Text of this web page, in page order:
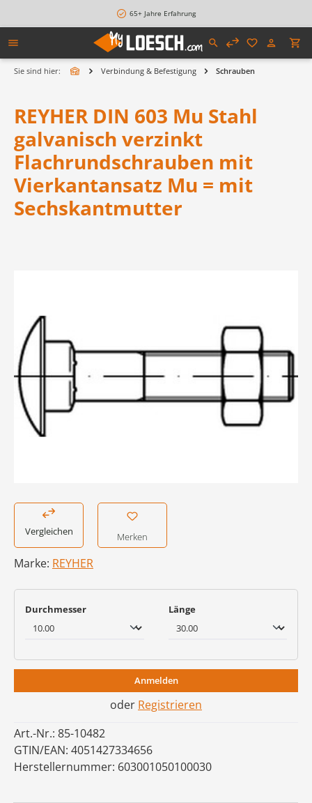
65+ Jahre Erfahrung
Sie sind hier: Verbindung & Befestigung Schrauben
REYHER DIN 603 Mu Stahl
galvanisch verzinkt
Flachrundschrauben mit
Vierkantansatz Mu = mit
Sechskantmutter
Vergleichen Merken
Marke: REYHER
Durchmesserauswählen Längeauswählen
Anmelden
oder Registrieren
Art.-Nr.: 85-10482
GTIN/EAN: 4051427334656
Herstellernummer: 603001050100030